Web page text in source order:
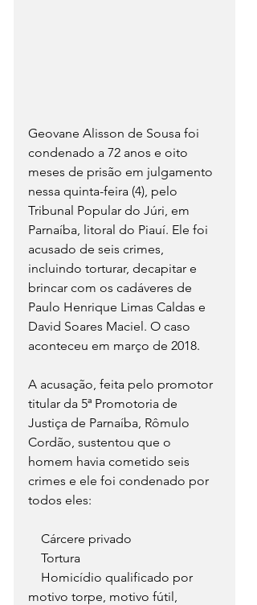
Geovane Alisson de Sousa foi
condenado a 72 anos e oito
meses de prisão em julgamento
nessa quinta-feira (4), pelo
Tribunal Popular do Júri, em
Parnaíba, litoral do Piauí. Ele foi
acusado de seis crimes,
incluindo torturar, decapitar e
brincar com os cadáveres de
Paulo Henrique Limas Caldas e
David Soares Maciel. O caso
aconteceu em março de 2018.
A acusação, feita pelo promotor
titular da 5ª Promotoria de
Justiça de Parnaíba, Rômulo
Cordão, sustentou que o
homem havia cometido seis
crimes e ele foi condenado por
todos eles:
    Cárcere privado
    Tortura
motivo torpe, motivo fútil,